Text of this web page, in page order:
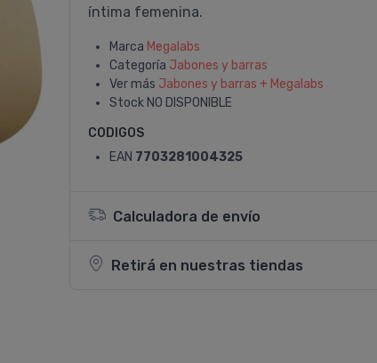
í­ntima femenina.
Marca Megalabs
Categoría Jabones y barras
Ver más Jabones y barras + Megalabs
Stock NO DISPONIBLE
CODIGOS
EAN 7703281004325
Calculadora de envío
Retirá en nuestras tiendas